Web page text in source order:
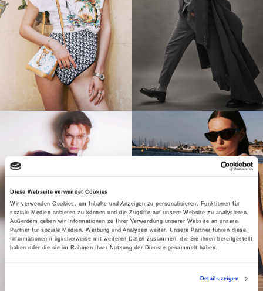
Diese Webseite verwendet Cookies
Wir verwenden Cookies, um Inhalte und Anzeigen zu personalisieren, Funktionen für
soziale Medien anbieten zu können und die Zugriffe auf unsere Website zu analysieren.
Außerdem geben wir Informationen zu Ihrer Verwendung unserer Website an unsere
Partner für soziale Medien, Werbung und Analysen weiter. Unsere Partner führen diese
Informationen möglicherweise mit weiteren Daten zusammen, die Sie ihnen bereitgestellt
haben oder die sie im Rahmen Ihrer Nutzung der Dienste gesammelt haben.
Details zeigen